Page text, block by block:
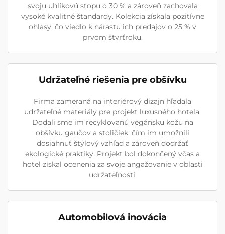
svoju uhlíkovú stopu o 30 % a zároveň zachovala
vysoké kvalitné štandardy. Kolekcia získala pozitívne
ohlasy, čo viedlo k nárastu ich predajov o 25 % v
prvom štvrťroku.
Udržateľné riešenia pre obšívku
Firma zameraná na interiérový dizajn hľadala
udržateľné materiály pre projekt luxusného hotela.
Dodali sme im recyklovanú vegánsku kožu na
obšívku gaučov a stoličiek, čím im umožnili
dosiahnuť štýlový vzhľad a zároveň dodržať
ekologické praktiky. Projekt bol dokončený včas a
hotel získal ocenenia za svoje angažovanie v oblasti
udržateľnosti.
Automobilová inovácia